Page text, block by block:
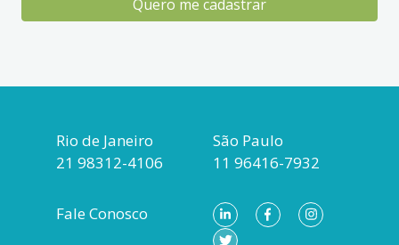
Rio de Janeiro
21 98312-4106
São Paulo
11 96416-7932
Fale Conosco